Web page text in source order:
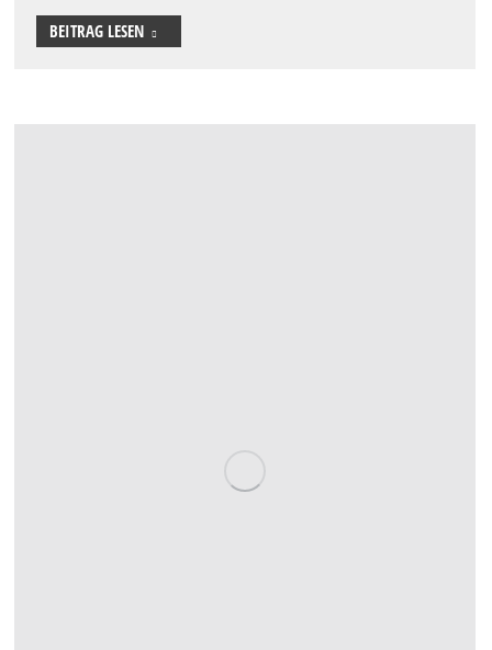
BEITRAG LESEN